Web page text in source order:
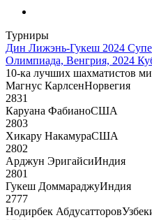
Турниры
Дин Лижэнь-Гукеш 2024
Олимпиада, Венгрия, 2024
10-ка лучших шахматистов
Магнус КарлсенНорвегия
2831
Каруана ФабианоСША
2803
Хикару НакамураСША
2802
Арджун ЭригайсиИндия
2801
Гукеш ДоммараджуИндия
2777
Нодирбек Абдусатторов